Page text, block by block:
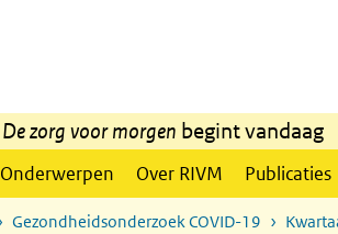
De zorg voor morgen begint vandaag
Onderwerpen Over RIVM Publicaties
Gezondheidsonderzoek COVID-19